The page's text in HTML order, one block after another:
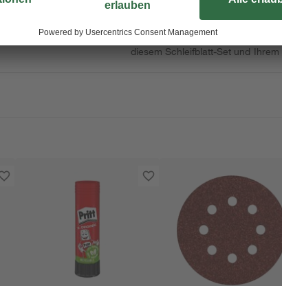
Darüber hinaus ist das
präzises Arbeiten. Mit einem
Abtrag auch in schwer
diesem Schleifblatt-Set und